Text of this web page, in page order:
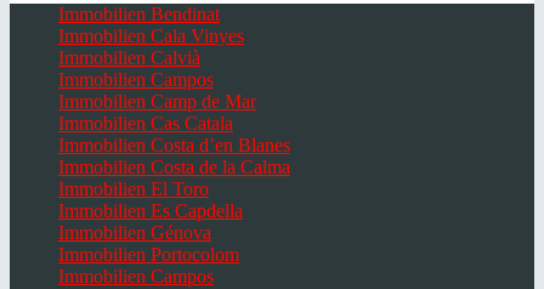
Immobilien Bendinat
Immobilien Cala Vinyes
Immobilien Calvià
Immobilien Campos
Immobilien Camp de Mar
Immobilien Cas Catala
Immobilien Costa d’en Blanes
Immobilien Costa de la Calma
Immobilien El Toro
Immobilien Es Capdella
Immobilien Génova
Immobilien Portocolom
Immobilien Campos